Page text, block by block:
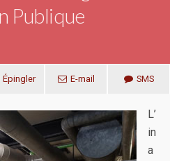
Publique
Épingler E-mail SMS
L’
in
a